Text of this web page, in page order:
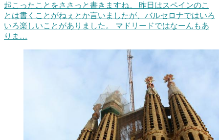
起こったことをささっと書きますね。 昨日はスペインのこ
とは書くことがねぇとか言いましたが、バルセロナではいろ
いろ楽しいことがありました。 マドリードではなーんもあ
りま…